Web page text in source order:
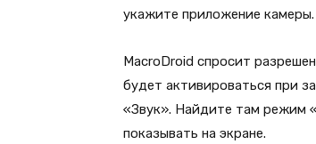
укажите приложение камеры.
MacroDroid спросит
будет активироваться при
«Звук». Найдите там режим
показывать на экране.